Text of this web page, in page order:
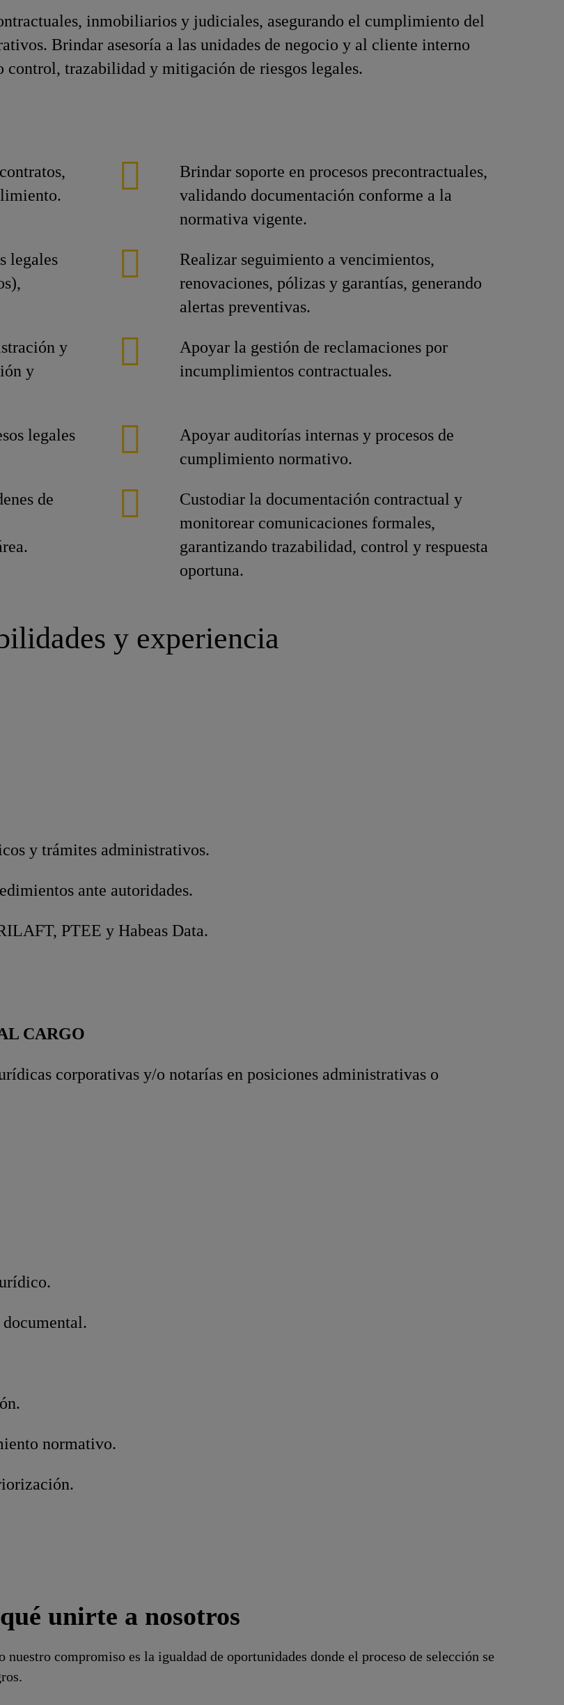
inmobiliarios y judiciales, asegurando el cumplimiento del
Brindar asesoría a las unidades de negocio y al cliente interno
trazabilidad y mitigación de riesgos legales.
Brindar soporte en procesos precontractuales,
validando documentación conforme a la
normativa vigente.
legales
Realizar seguimiento a vencimientos,
renovaciones, pólizas y garantías, generando
alertas preventivas.
y
y
Apoyar la gestión de reclamaciones por
incumplimientos contractuales.
legales
Apoyar auditorías internas y procesos de
cumplimiento normativo.
de
Custodiar la documentación contractual y
monitorear comunicaciones formales,
garantizando trazabilidad, control y respuesta
oportuna.
y experiencia
y trámites administrativos.
ante autoridades.
PTEE y Habeas Data.
CARGO
corporativas y/o notarías en posiciones administrativas o
normativo.
unirte a nosotros
nuestro compromiso es la igualdad de oportunidades donde el proceso de selección se